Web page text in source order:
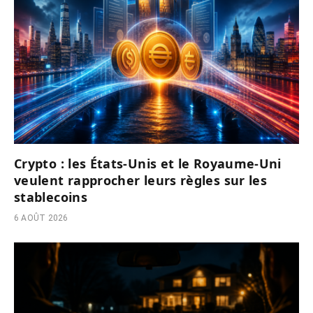
Crypto : les États-Unis et le Royaume-Uni
veulent rapprocher leurs règles sur les
stablecoins
6 AOÛT 2026